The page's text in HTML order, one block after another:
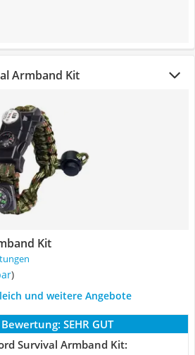
Armband Kit
Kit
)
und weitere Angebote
SEHR GUT
Survival Armband Kit: